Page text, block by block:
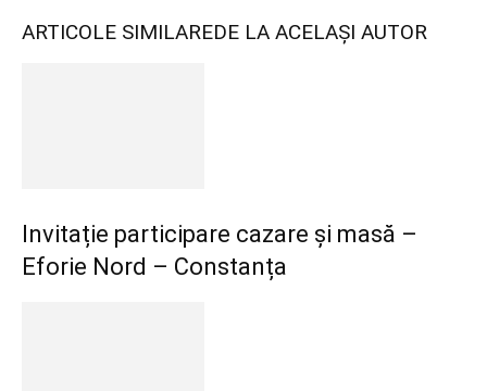
ARTICOLE SIMILAREDE LA ACELAȘI AUTOR
Invitație participare cazare și masă –
Eforie Nord – Constanța